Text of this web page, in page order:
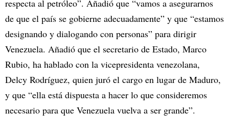
respecta al petróleo”. Añadió que “vamos a asegurarnos
de que el país se gobierne adecuadamente” y que “estamos
designando y dialogando con personas” para dirigir
Venezuela. Añadió que el secretario de Estado, Marco
Rubio, ha hablado con la vicepresidenta venezolana,
Delcy Rodríguez, quien juró el cargo en lugar de Maduro,
y que “ella está dispuesta a hacer lo que consideremos
necesario para que Venezuela vuelva a ser grande”.